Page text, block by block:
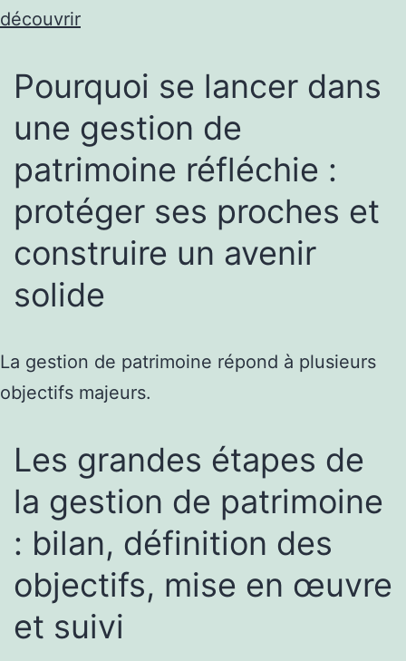
découvrir
Pourquoi se lancer dans
une gestion de
patrimoine réfléchie :
protéger ses proches et
construire un avenir
solide
La gestion de patrimoine répond à plusieurs
objectifs majeurs.
Les grandes étapes de
la gestion de patrimoine
: bilan, définition des
objectifs, mise en œuvre
et suivi